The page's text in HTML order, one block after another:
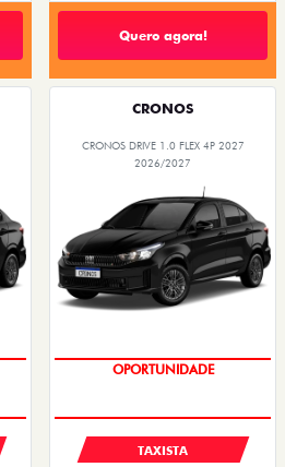
Quero agora!
CRONOS
CRONOS DRIVE 1.0 FLEX 4P 2027
2026/2027
OPORTUNIDADE
TAXISTA